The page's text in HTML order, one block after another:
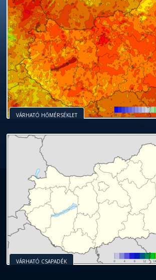
VÁRHATÓ HŐMÉRSÉKLET
VÁRHATÓ CSAPADÉK